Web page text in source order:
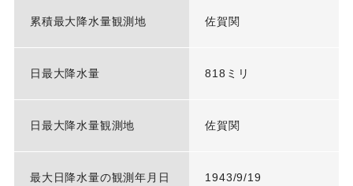
累積最大降水量観測地 佐賀関
日最大降水量 818ミリ
日最大降水量観測地 佐賀関
最大日降水量の観測年月日 1943/9/19